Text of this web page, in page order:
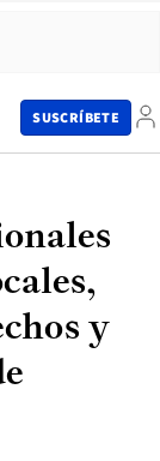
SUSCRÍBETE
y